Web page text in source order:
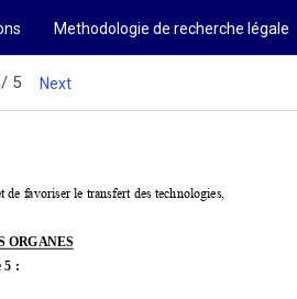
Methodologie de recherche légale
5 Next
favoriser le transfert des technologies,
ORGANES
5 :